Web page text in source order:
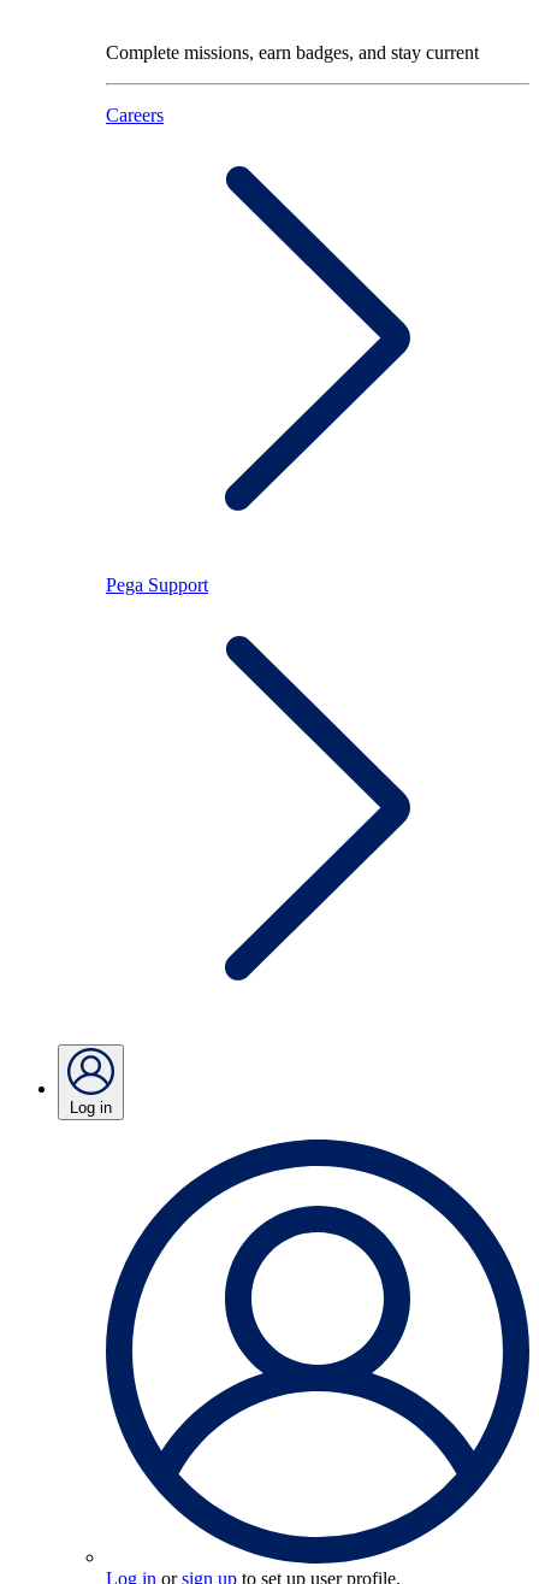
Complete missions, earn badges, and stay current
Careers
Pega Support
Log in
Log in orsign up to set up user profile.